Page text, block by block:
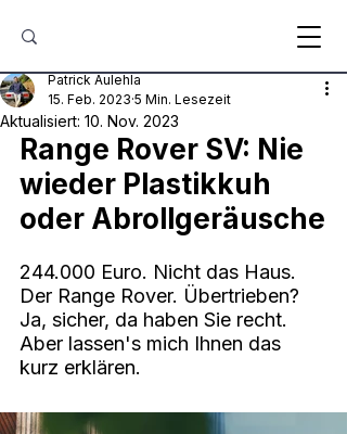
Patrick Aulehla
15. Feb. 2023 5 Min. Lesezeit
Aktualisiert: 10. Nov. 2023
Range Rover SV: Nie
wieder Plastikkuh
oder Abrollgeräusche
244.000 Euro. Nicht das Haus.
Der Range Rover. Übertrieben?
Ja, sicher, da haben Sie recht.
Aber lassen's mich Ihnen das
kurz erklären.